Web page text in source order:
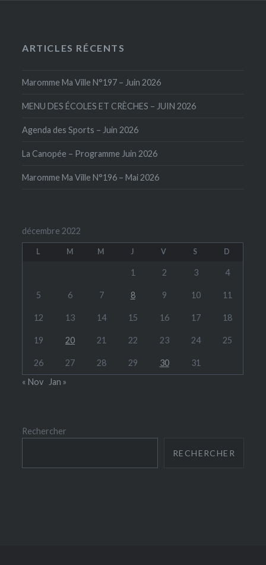
ARTICLES RÉCENTS
Maromme Ma Ville N°197 – Juin 2026
MENU DES ÉCOLES ET CRÈCHES – JUIN 2026
Agenda des Sports – Juin 2026
La Canopée – Programme Juin 2026
Maromme Ma Ville N°196 – Mai 2026
décembre 2022
L M M J V S D
1 2 3 4
5 6 7 8 9 10 11
12 13 14 15 16 17 18
19 20 21 22 23 24 25
26 27 28 29 30
31
« Nov
Jan »
Rechercher
RECHERCHER